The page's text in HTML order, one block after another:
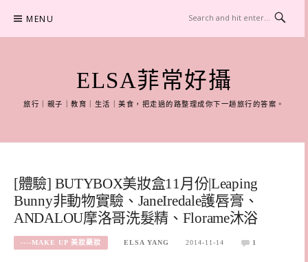
content
MENU
ELSA菲常好攝
旅行｜親子｜教育｜生活｜美食，把走過的路整理成你下一趟旅行的答案。
[體驗] BUTYBOX美妝盒11月份|Leaping
Bunny非動物實驗、JaneIredale護唇膏、
ANDALOU摩洛哥洗髮精、Florame沐浴
----MAKE UP 美妝藥妝 ELSA YANG 2014-11-14 1